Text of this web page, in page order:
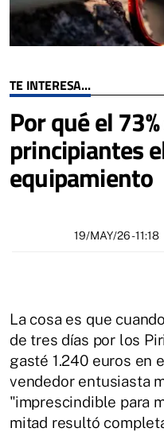
TE INTERESA...
Por qué el
principiantes
equipamiento
19/MAY/26- 11:18
La cosa es que
de tres días por los
gasté 1.240 euros en
vendedor entusiasta
"imprescindible para
mitad resultó